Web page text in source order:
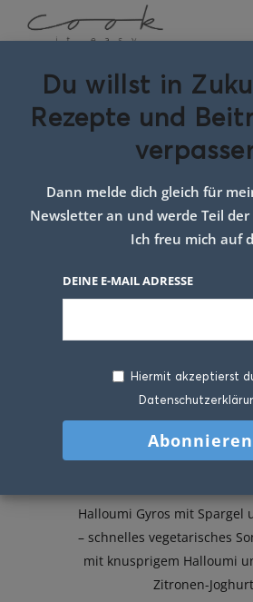
sommer
leicht
Halloumi Gyros mit Spargel
– schnelles vegetarisches
mit knusprigem Halloumi
Zitronen-Joghurt
Du willst in
Rezepte und
Dann melde dich gleich für
Newsletter an und werde Teil der
Ich freu mich auf
DEINE E-MAIL ADRESSE
Hiermit akzeptierst